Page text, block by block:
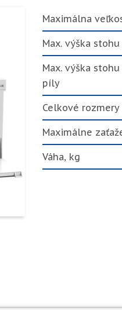
Maximálna
Max. výška
Max. výška
píly
Celkové rozmery
Maximálne
Váha, kg